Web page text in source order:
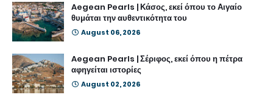
Aegean Pearls | Κάσος, εκεί όπου το Αιγαίο
θυμάται την αυθεντικότητα του
August 06, 2026
Aegean Pearls | Σέριφος, εκεί όπου η πέτρα
αφηγείται ιστορίες
August 02, 2026